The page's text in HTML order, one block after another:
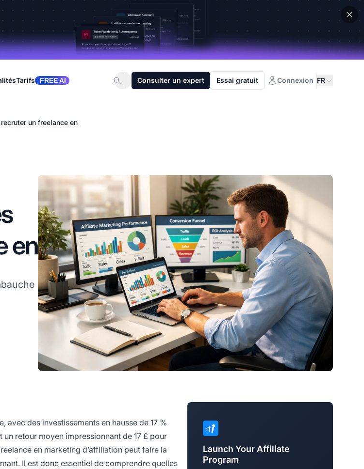
Tarifs FREE AI Consulter un expert Essai gratuit Connexion FR
un freelance en
en
avec des investissements en hausse de 17 %
un retour moyen impressionnant de 17 £ pour
en marketing d’affiliation peut faire la
Il est donc essentiel de comprendre quelles
Launch Your Affiliate
Program